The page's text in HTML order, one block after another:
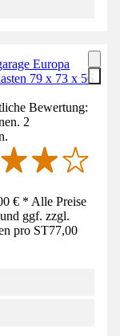
Europa
79 x 73 x 56
Bewertung:
2
€ * Alle Preise
ggf. zzgl.
pro ST77,00